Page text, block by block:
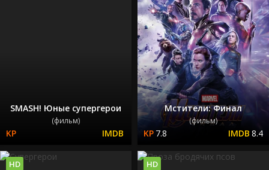
SMASH! Юные супергерои
(фильм)
Мстители: Финал
(фильм)
7.8 8.4
HD HD